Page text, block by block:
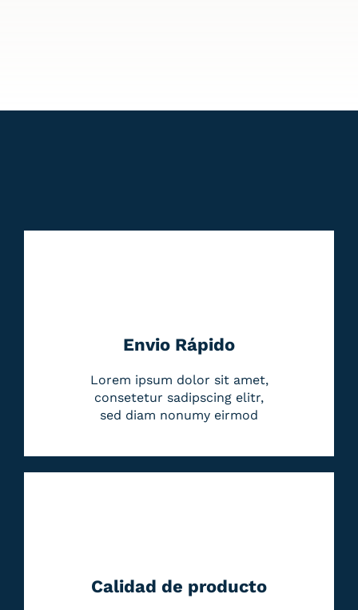
Envio Rápido
Lorem ipsum dolor sit amet,
consetetur sadipscing elitr,
sed diam nonumy eirmod
Calidad de producto